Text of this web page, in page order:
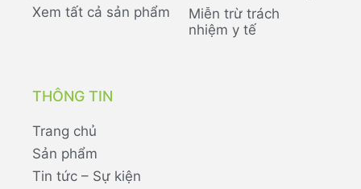
Xem tất cả sản phẩm
Miễn trừ trách
nhiệm y tế
THÔNG TIN
Trang chủ
Sản phẩm
Tin tức – Sự kiện